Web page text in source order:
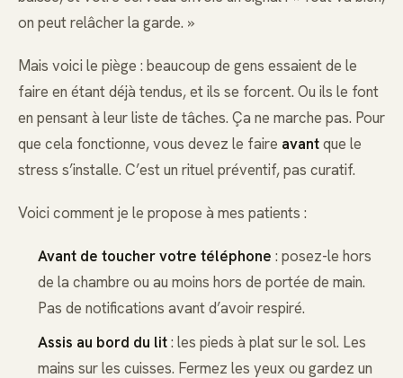
on peut relâcher la garde. »
Mais voici le piège : beaucoup de gens essaient de le
faire en étant déjà tendus, et ils se forcent. Ou ils le font
en pensant à leur liste de tâches. Ça ne marche pas. Pour
que cela fonctionne, vous devez le faire avantque le
stress s’installe. C’est un rituel préventif, pas curatif.
Voici comment je le propose à mes patients :
Avant de toucher votre téléphone : posez-le hors
de la chambre ou au moins hors de portée de main.
Pas de notifications avant d’avoir respiré.
Assis au bord du lit: les pieds à plat sur le sol. Les
mains sur les cuisses. Fermez les yeux ou gardez un